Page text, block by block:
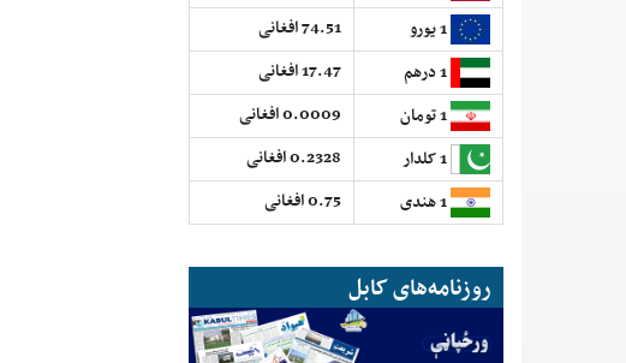
74.51 افغانی
17.47 افغانی
0.0009 افغانی
0.2328 افغانی
0.75 افغانی
روزنامه‌های کابل